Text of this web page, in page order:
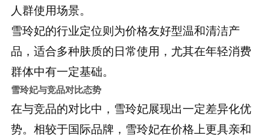
人群使用场景。
雪玲妃的行业定位则为价格友好型温和清洁产
品，适合多种肤质的日常使用，尤其在年轻消费
群体中有一定基础。
雪玲妃与竞品对比态势
在与竞品的对比中，雪玲妃展现出一定差异化优
势。相较于国际品牌，雪玲妃在价格上更具亲和